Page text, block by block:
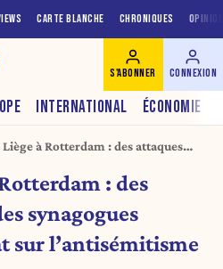
CARTE BLANCHE CHRONIQUES
INTERNATIONAL ÉCONOMIE
S'ABONNER CONNEXION
Liège à Rotterdam : des attaques
sur l’antisémitisme: des
synagogues
sur l’antisémitisme